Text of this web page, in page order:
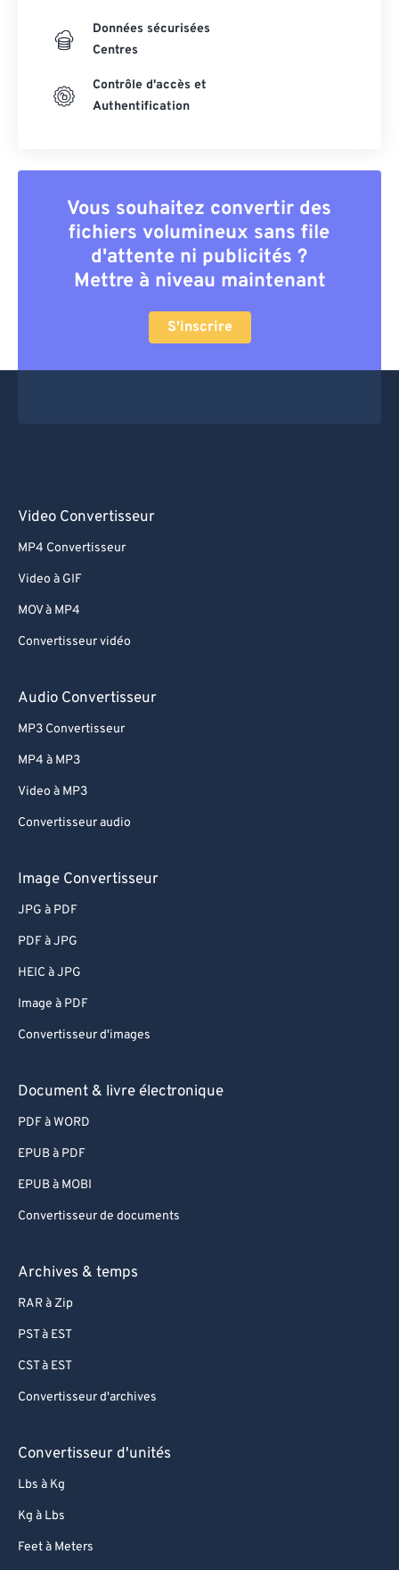
Données sécurisées
Centres
Contrôle d'accès et
Authentification
Vous souhaitez convertir des
fichiers volumineux sans file
d'attente ni publicités ?
Mettre à niveau maintenant
S'inscrire
Video Convertisseur
MP4 Convertisseur
Video à GIF
MOV à MP4
Convertisseur vidéo
Audio Convertisseur
MP3 Convertisseur
MP4 à MP3
Video à MP3
Convertisseur audio
Image Convertisseur
JPG à PDF
PDF à JPG
HEIC à JPG
Image à PDF
Convertisseur d'images
Document & livre électronique
PDF à WORD
EPUB à PDF
EPUB à MOBI
Convertisseur de documents
Archives & temps
RAR à Zip
PST à EST
CST à EST
Convertisseur d'archives
Convertisseur d'unités
Lbs à Kg
Kg à Lbs
Feet à Meters